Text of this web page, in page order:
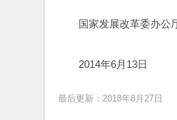
国家发展改革委办公
2014年6月13日
最后更新：2018年8月27日